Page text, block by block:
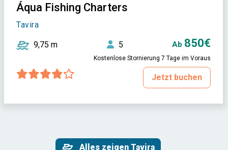
Áqua Fishing Charters
Tavira
9,75 m 5 Ab 850€
Kostenlose Stornierung 7 Tage im Voraus
Jetzt buchen
Alles zeigen Tavira